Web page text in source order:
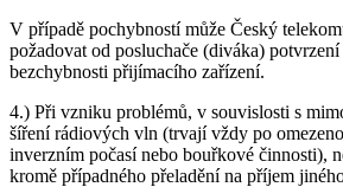
V případě pochybností může Český
požadovat od posluchače (diváka)
bezchybnosti přijímacího zařízení.
4.) Při vzniku problémů, v souvislosti s
šíření rádiových vln (trvají vždy po
inverzním počasí nebo bouřkové činnosti),
kromě případného přeladění na příjem